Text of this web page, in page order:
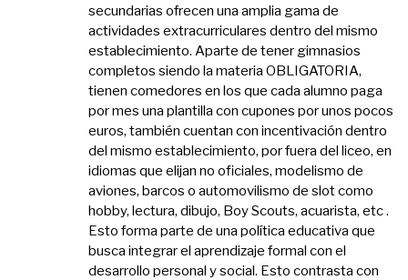
secundarias ofrecen una amplia gama de
actividades extracurriculares dentro del mismo
establecimiento. Aparte de tener gimnasios
completos siendo la materia OBLIGATORIA,
tienen comedores en los que cada alumno paga
por mes una plantilla con cupones por unos pocos
euros, también cuentan con incentivación dentro
del mismo establecimiento, por fuera del liceo, en
idiomas que elijan no oficiales, modelismo de
aviones, barcos o automovilismo de slot como
hobby, lectura, dibujo, Boy Scouts, acuarista, etc .
Esto forma parte de una política educativa que
busca integrar el aprendizaje formal con el
desarrollo personal y social. Esto contrasta con